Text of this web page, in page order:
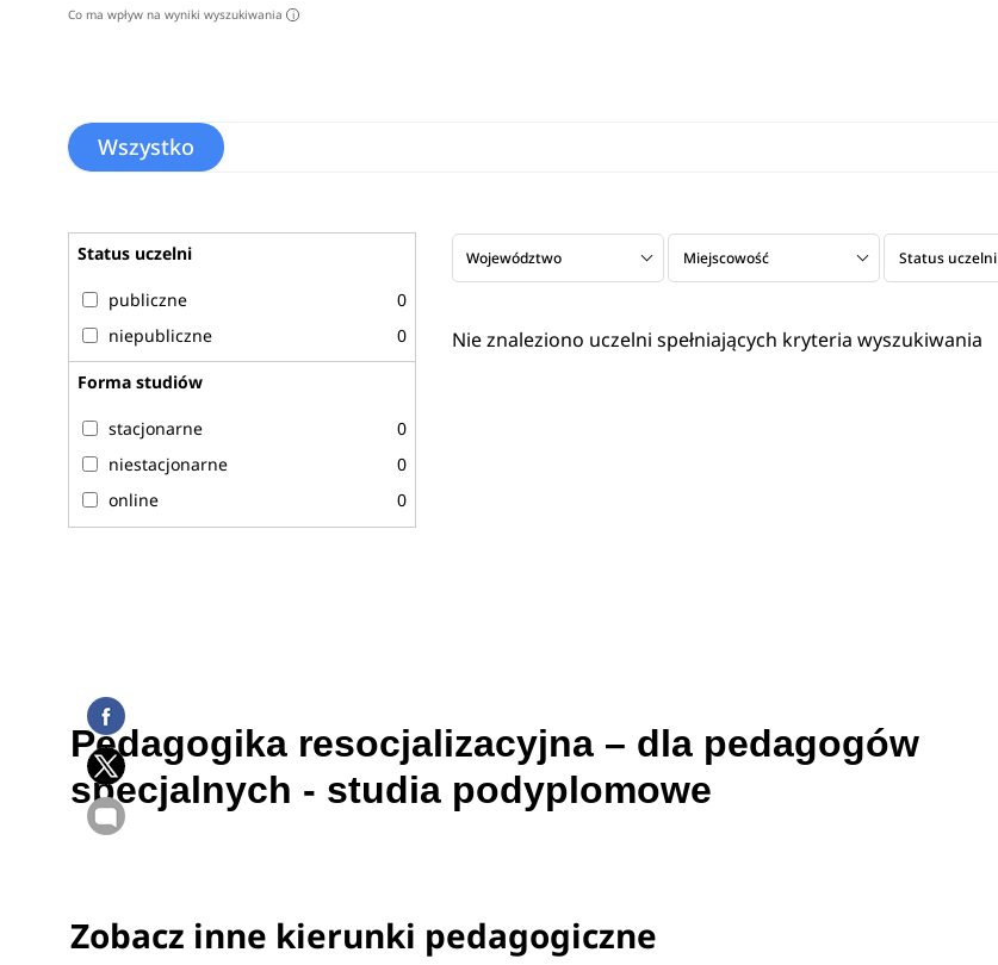
Co ma wpływ na wyniki wyszukiwania i
Wszystko
Województwo Miejscowość Status uczelni
Nie znaleziono uczelni spełniających kryteria wyszukiwania
Status uczelni
publiczne
0
niepubliczne
0
Forma studiów
stacjonarne
0
niestacjonarne
0
online
0
Pedagogika resocjalizacyjna – dla pedagogów
specjalnych - studia podyplomowe
Zobacz inne kierunki pedagogiczne